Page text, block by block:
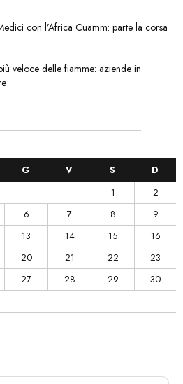
con l’Africa Cuamm: parte la corsa
veloce delle fiamme: aziende in
G V S
D
1
2
6 7 8
9
13 14 15
16
20 21 22
23
27 28 29
30